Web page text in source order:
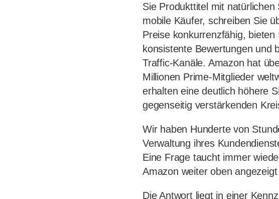
Sie Produkttitel mit
mobile Käufer, schreiben Sie
Preise konkurrenzfähig,
konsistente Bewertungen und
Traffic-Kanäle. Amazon hat
Millionen Prime-Mitglieder
erhalten eine deutlich höhere
gegenseitig verstärkenden
Wir haben Hunderte von
Verwaltung ihres
Eine Frage taucht immer
Amazon weiter oben angezeigt
Die Antwort liegt in einer